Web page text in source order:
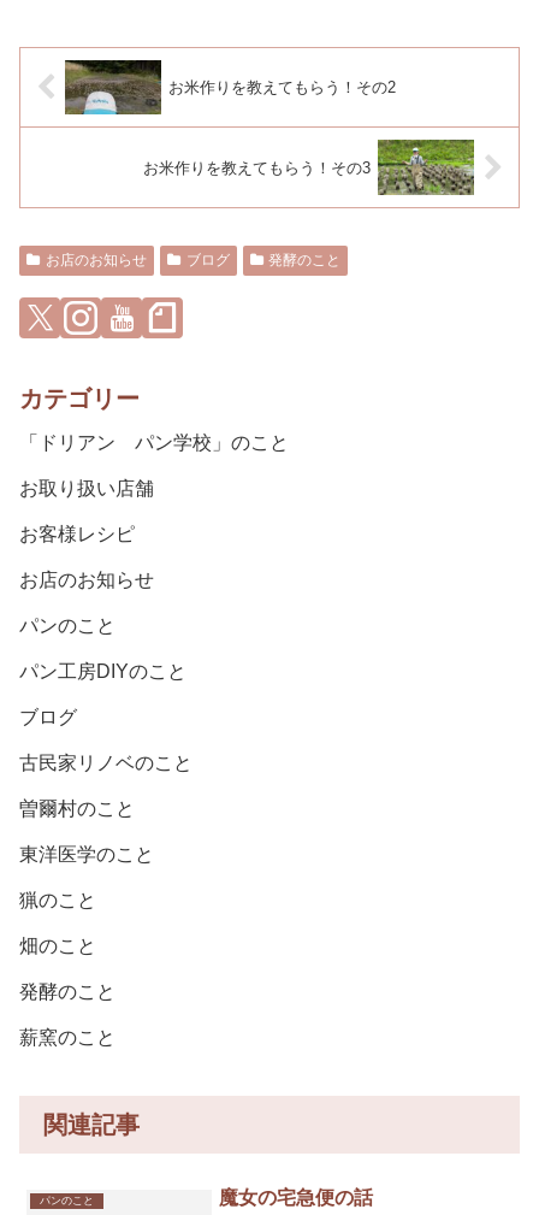
お米作りを教えてもらう！その2
お米作りを教えてもらう！その3
お店のお知らせ ブログ 発酵のこと
カテゴリー
「ドリアン パン学校」のこと
お取り扱い店舗
お客様レシピ
お店のお知らせ
パンのこと
パン工房DIYのこと
ブログ
古民家リノベのこと
曽爾村のこと
東洋医学のこと
猟のこと
畑のこと
発酵のこと
薪窯のこと
関連記事
パンのこと 魔女の宅急便の話